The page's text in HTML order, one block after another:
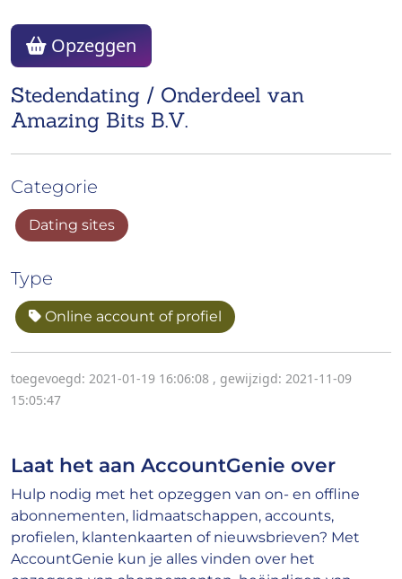
Stedendating / Onderdeel van
Amazing Bits B.V.
Opzeggen
Categorie
Dating sites
Type
Online account of profiel
toegevoegd: 2021-01-19 16:06:08 , gewijzigd: 2021-11-09
15:05:47
Laat het aan AccountGenie over
Hulp nodig met het opzeggen van on- en offline
abonnementen, lidmaatschappen, accounts,
profielen, klantenkaarten of nieuwsbrieven? Met
AccountGenie kun je alles vinden over het